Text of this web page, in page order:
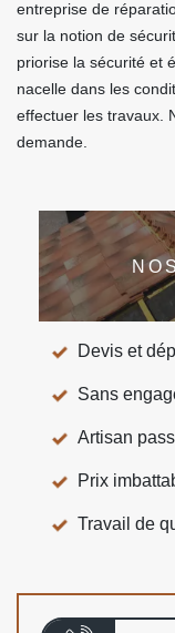
entreprise de
sur la notion de
priorise la sécurité et
nacelle dans les
effectuer les travaux.
demande.
Devis et
Sans
Artisan
Prix
Travail de